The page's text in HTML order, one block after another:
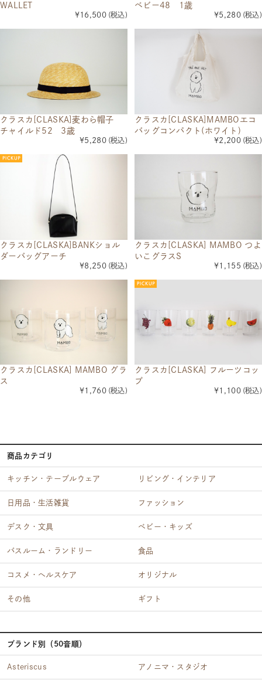
WALLET
¥16,500 (税込)
ベビー48 1歳
¥5,280 (税込)
クラスカ[CLASKA]麦わら帽子
チャイルド52 3歳
¥5,280 (税込)
クラスカ[CLASKA]MAMBOエコ
バッグコンパクト(ホワイト)
¥2,200 (税込)
クラスカ[CLASKA]BANKショル
ダーバッグアーチ
¥8,250 (税込)
クラスカ[CLASKA] MAMBO つよ
いこグラスS
¥1,155 (税込)
クラスカ[CLASKA] MAMBO グラ
ス
¥1,760 (税込)
クラスカ[CLASKA] フルーツコッ
プ
¥1,100 (税込)
商品カテゴリ
キッチン・テーブルウェア リビング・インテリア
日用品・生活雑貨 ファッション
デスク・文具 ベビー・キッズ
バスルーム・ランドリー 食品
コスメ・ヘルスケア オリジナル
その他 ギフト
ブランド別（50音順）
Asteriscus アノニマ・スタジオ